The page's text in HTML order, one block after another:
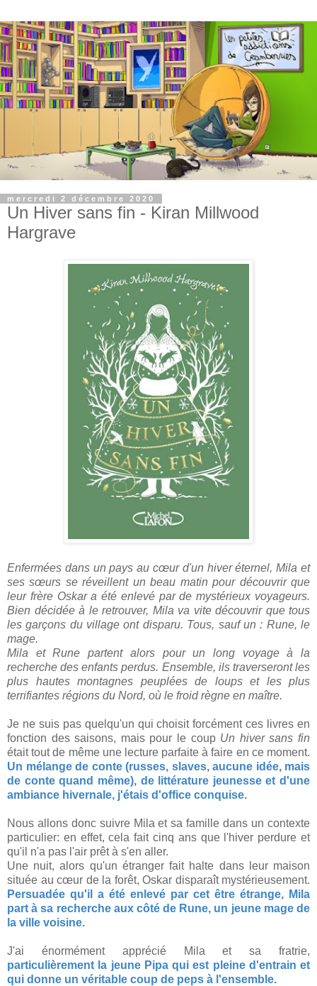
mercredi 2 décembre 2020
Un Hiver sans fin - Kiran Millwood
Hargrave
Enfermées dans un pays au cœur d'un hiver éternel, Mila et
ses sœurs se réveillent un beau matin pour découvrir que
leur frère Oskar a été enlevé par de mystérieux voyageurs.
Bien décidée à le retrouver, Mila va vite découvrir que tous
les garçons du village ont disparu. Tous, sauf un : Rune, le
mage.
Mila et Rune partent alors pour un long voyage à la
recherche des enfants perdus. Ensemble, ils traverseront les
plus hautes montagnes peuplées de loups et les plus
terrifiantes régions du Nord, où le froid règne en maître.
Je ne suis pas quelqu'un qui choisit forcément ces livres en
fonction des saisons, mais pour le coup Un hiver sans fin
était tout de même une lecture parfaite à faire en ce moment.
Un mélange de conte (russes, slaves, aucune idée, mais
de conte quand même), de littérature jeunesse et d'une
ambiance hivernale, j'étais d'office conquise.
Nous allons donc suivre Mila et sa famille dans un contexte
particulier: en effet, cela fait cinq ans que l'hiver perdure et
qu'il n'a pas l'air prêt à s'en aller.
Une nuit, alors qu'un étranger fait halte dans leur maison
située au cœur de la forêt, Oskar disparaît mystérieusement.
Persuadée qu'il a été enlevé par cet être étrange, Mila
part à sa recherche aux côté de Rune, un jeune mage de
la ville voisine.
J'ai énormément apprécié Mila et sa fratrie,
particulièrement la jeune Pipa qui est pleine d'entrain et
qui donne un véritable coup de peps à l'ensemble.